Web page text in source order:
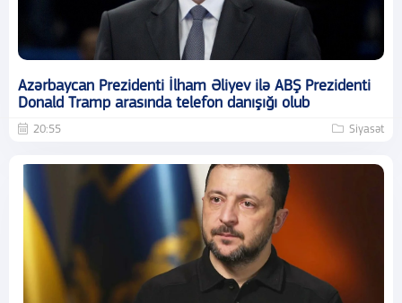
Azərbaycan Prezidenti İlham Əliyev ilə ABŞ Prezidenti
Donald Tramp arasında telefon danışığı olub
20:55 Siyasət